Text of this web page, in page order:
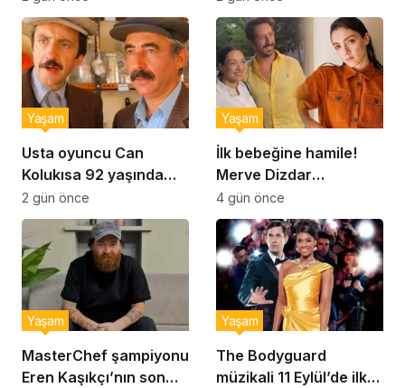
kurabiye tarifi…
Usta oyuncu Can
Kolukısa 92 yaşında
hayatını kaybetti
Yaşam
2 gün önce
İlk bebeğine hamile!
Merve Dizdar
sessizliğini bozdu: ‘İsim
bulmak çok zor’
Yaşam
4 gün önce
MasterChef şampiyonu
Eren Kaşıkçı’nın son
Yaşam
The Bodyguard
müzikali 11 Eylül’de ilk
Yaşam